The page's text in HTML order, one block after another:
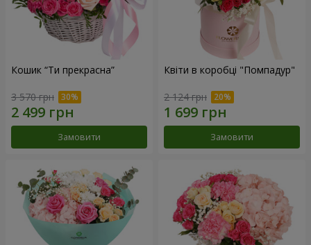
Кошик “Ти прекрасна”
3 570 грн
Замовити
Квіти в коробці "Помпадур"
2 124 грн
Замовити